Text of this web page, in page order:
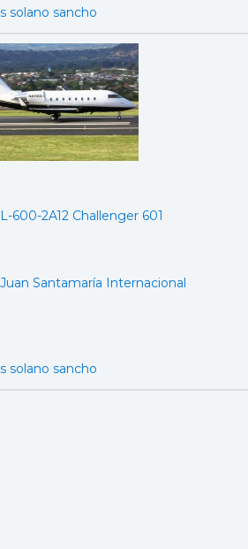
solano sancho
600-2A12 Challenger 601
Santamaría Internacional
solano sancho